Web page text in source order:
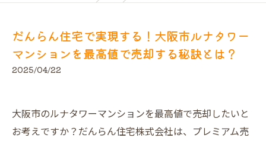
だんらん住宅で実現する！大阪市ルナタワー
マンションを最高値で売却する秘訣とは？
2025/04/22
大阪市のルナタワーマンションを最高値で売却したいと
お考えですか？だんらん住宅株式会社は、プレミアム売